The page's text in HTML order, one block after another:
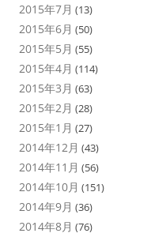
2015年7月 (13)
2015年6月 (50)
2015年5月 (55)
2015年4月 (114)
2015年3月 (63)
2015年2月 (28)
2015年1月 (27)
2014年12月 (43)
2014年11月 (56)
2014年10月 (151)
2014年9月 (36)
2014年8月 (76)